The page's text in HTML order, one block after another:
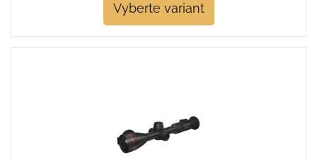
Vyberte variant